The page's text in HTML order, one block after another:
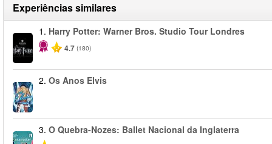
Experiências similares
1. Harry Potter: Warner Bros. Studio Tour Londres
4.7 (180)
2. Os Anos Elvis
3. O Quebra-Nozes: Ballet Nacional da Inglaterra